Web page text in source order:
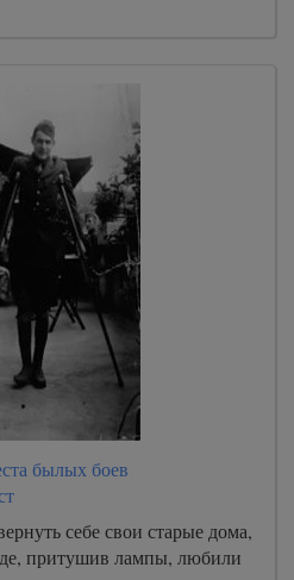
былых боев
себе свои старые дома,
притушив лампы, любили